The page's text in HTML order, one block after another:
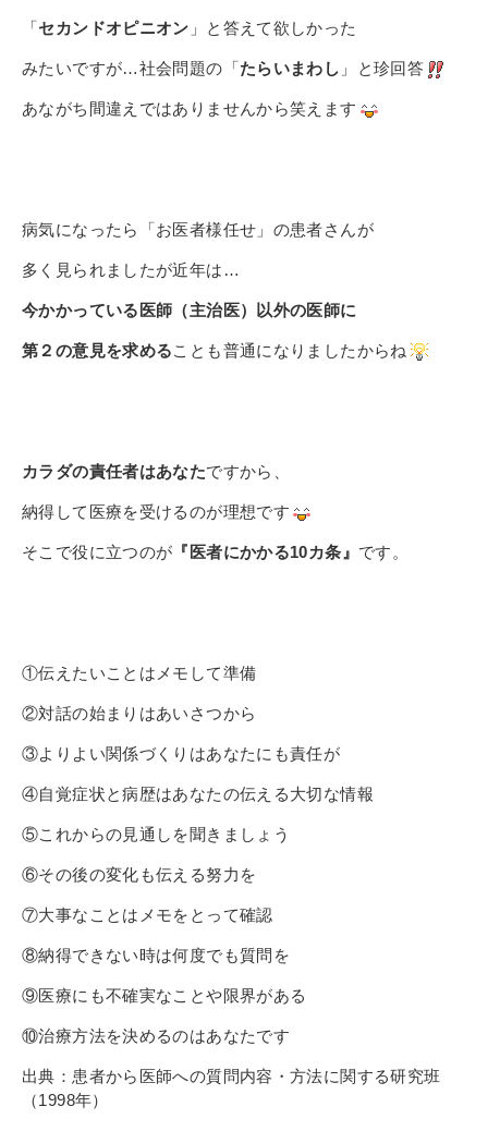
「セカンドオピニオン 」と答えて欲しかった
みたいですが…社会問題の「たらいまわし 」と珍回答
あながち間違えではありませんから笑えます
病気になったら「お医者様任せ」 の患者さんが
多く見られましたが近年は…
今かかっている医師（主治医） 以外の医師に
第２の意見を求めることも普通になりましたからね
カラダの責任者はあなたですから、
納得して医療を受けるのが理想です
そこで役に立つのが 『医者にかかる10カ条』 です。
①伝えたいことはメモして準備
②対話の始まりはあいさつから
③よりよい関係づくりはあなたにも責任が
④自覚症状と病歴はあなたの伝える大切な情報
⑤これからの見通しを聞きましょう
⑥その後の変化も伝える努力を
⑦大事なことはメモをとって確認
⑧納得できない時は何度でも質問を
⑨医療にも不確実なことや限界がある
⑩治療方法を決めるのはあなたです
出典：患者から医師への質問内容・方法に関する研究班
（1998年）